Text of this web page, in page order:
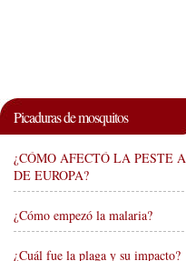
Picaduras de mosquitos
¿CÓMO AFECTÓ LA PESTE
DE EUROPA?
¿Cómo empezó la malaria?
¿Cuál fue la plaga y su impacto?